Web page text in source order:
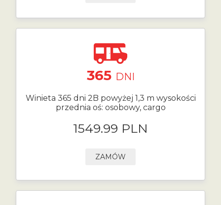
365 DNI
Winieta 365 dni 2B powyżej 1,3 m wysokości
przednia oś: osobowy, cargo
1549.99 PLN
ZAMÓW